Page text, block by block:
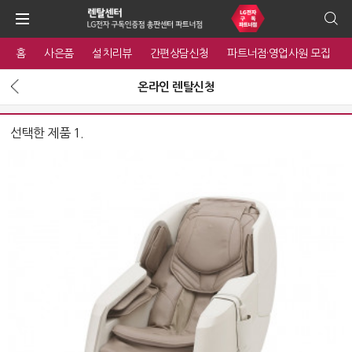
홈 사은품 설치리뷰 간편상담신청 파트너점·영업사원 모집
온라인 렌탈신청
선택한 제품 1.